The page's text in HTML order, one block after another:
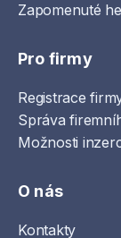
Zapomenuté
Pro firmy
Registrace
Správa
Možnosti
O nás
Kontakty